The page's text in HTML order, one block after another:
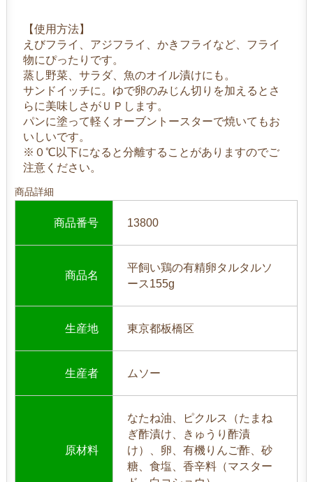
【使用方法】
えびフライ、アジフライ、かきフライなど、フライ
物にぴったりです。
蒸し野菜、サラダ、魚のオイル漬けにも。
サンドイッチに。ゆで卵のみじん切りを加えるとさ
らに美味しさがＵＰします。
パンに塗って軽くオーブントースターで焼いてもお
いしいです。
※０℃以下になると分離することがありますのでご
注意ください。
商品詳細
商品番号 13800
商品名
平飼い鶏の有精卵タルタルソ
ース155g
生産地 東京都板橋区
生産者 ムソー
原材料
なたね油、ピクルス（たまね
ぎ酢漬け、きゅうり酢漬
け）、卵、有機りんご酢、砂
糖、食塩、香辛料（マスター